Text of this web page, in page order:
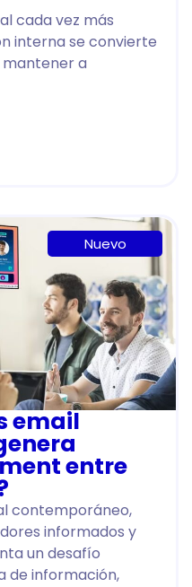
cada vez más
interna se convierte
a
Nuevo
email
entre
contemporáneo,
informados y
un desafío
de información,